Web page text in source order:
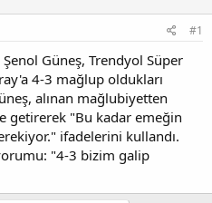
#1
Güneş, Trendyol Süper
4-3 mağlup oldukları
alınan mağlubiyetten
getirerek "Bu kadar emeğin
ifadelerini kullandı.
"4-3 bizim galip